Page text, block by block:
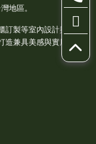
地區。
訂製等室內設計與裝
造兼具美感與實用的